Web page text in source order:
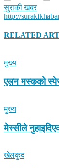
सुराकी खबर
http://
RELATED
मुख्य
एलन मस्कको
मुख्य
मेस्सीले
खेलकुद